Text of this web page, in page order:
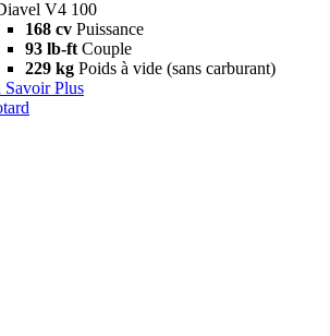
V4 100
168 cv Puissance
93 lb-ft Couple
229 kg Poids à vide (sans carburant)
Savoir Plus